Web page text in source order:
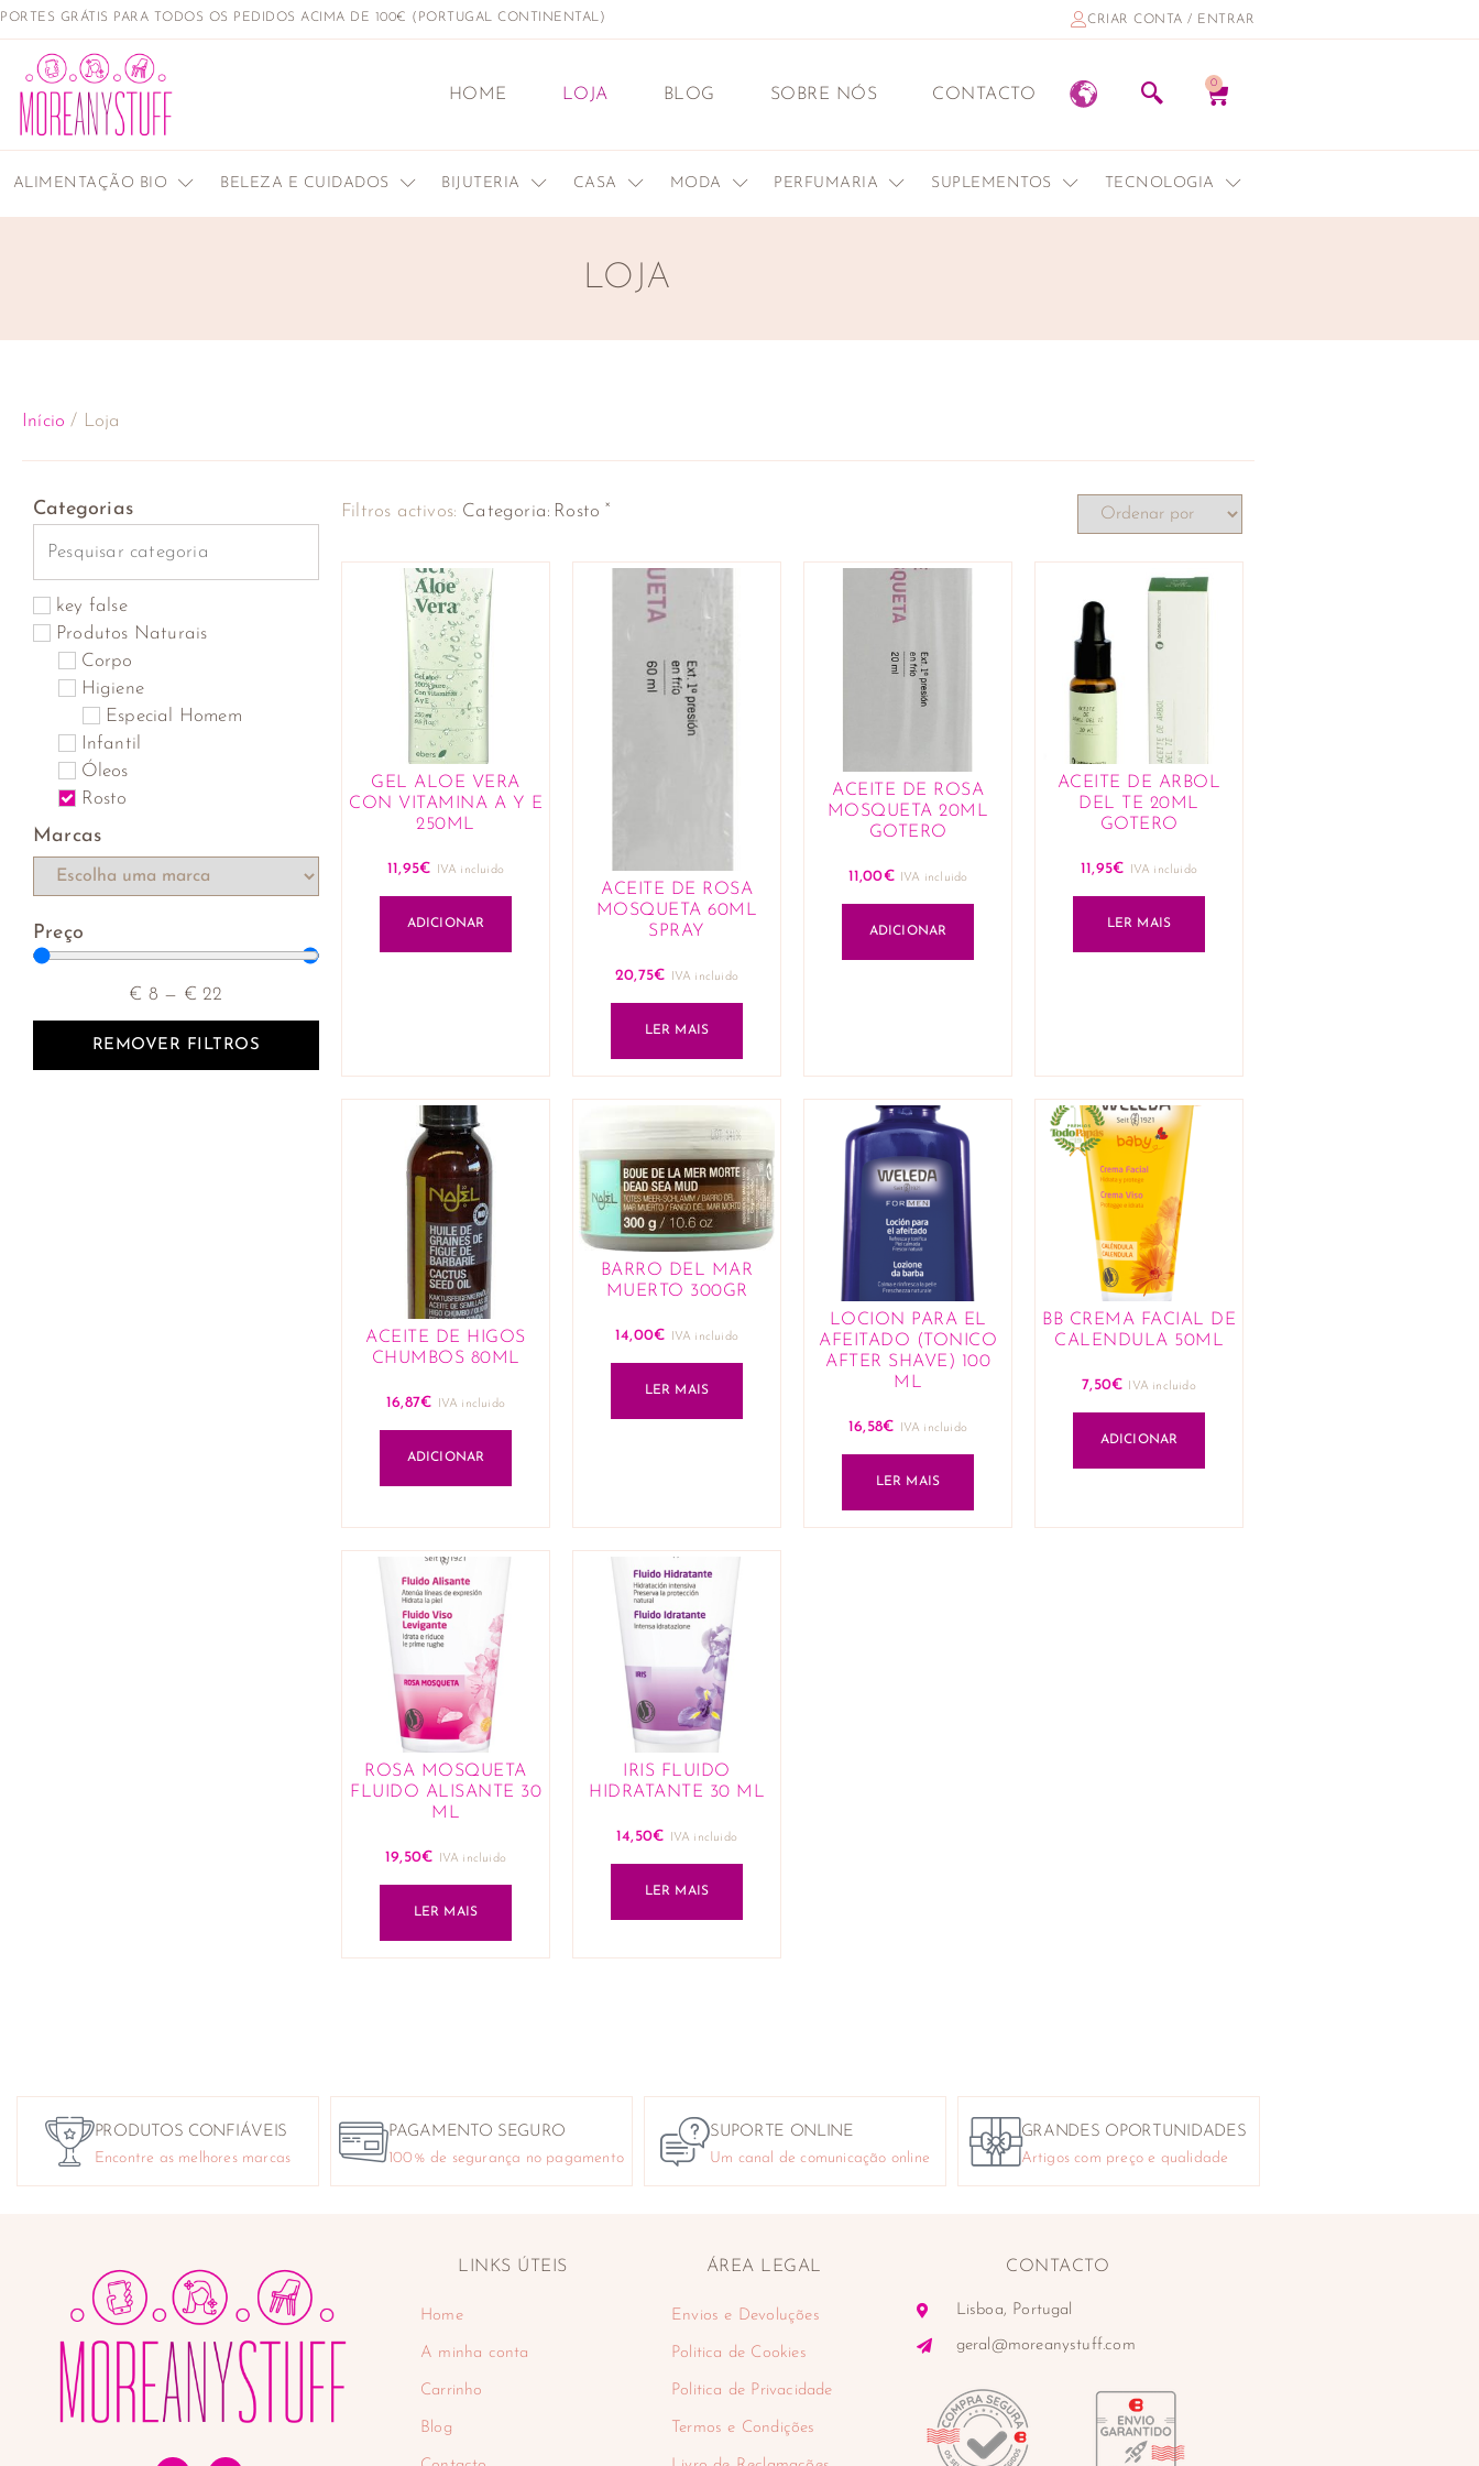
PORTES GRÁTIS PARA TODOS OS PEDIDOS ACIMA DE 100€ (PORTUGAL CONTINENTAL) CRIAR CONTA / ENTRAR
HOME LOJA BLOG SOBRE NÓS CONTACTO
0
ALIMENTAÇÃO BIO BELEZA E CUIDADOS BIJUTERIA CASA MODA PERFUMARIA SUPLEMENTOS TECNOLOGIA
LOJA
Início / Loja
Categorias
key false
Produtos Naturais
Corpo
Higiene
Especial Homem
Infantil
Óleos
Rosto
Marcas
Preço
€ 8 — €22
REMOVER FILTROS
Filtros activos: Categoria: Rosto ×
GEL ALOE VERA
CON VITAMINA A Y E
250ML
11,95€ IVA incluido
ADICIONAR
ACEITE DE ROSA
MOSQUETA 60ML
SPRAY
20,75€ IVA incluido
LER MAIS
ACEITE DE ROSA
MOSQUETA 20ML
GOTERO
11,00€ IVA incluido
ADICIONAR
ACEITE DE ARBOL
DEL TE 20ML
GOTERO
11,95€ IVA incluido
LER MAIS
ACEITE DE HIGOS
CHUMBOS 80ML
16,87€ IVA incluido
ADICIONAR
BARRO DEL MAR
MUERTO 300GR
14,00€ IVA incluido
LER MAIS
LOCION PARA EL
AFEITADO (TONICO
AFTER SHAVE) 100
ML
16,58€ IVA incluido
LER MAIS
BB CREMA FACIAL DE
CALENDULA 50ML
7,50€ IVA incluido
ADICIONAR
ROSA MOSQUETA
FLUIDO ALISANTE 30
ML
19,50€ IVA incluido
LER MAIS
IRIS FLUIDO
HIDRATANTE 30 ML
14,50€ IVA incluido
LER MAIS
PRODUTOS CONFIÁVEIS
Encontre as melhores marcas
PAGAMENTO SEGURO
100% de segurança no pagamento
SUPORTE ONLINE
Um canal de comunicação online
GRANDES OPORTUNIDADES
Artigos com preço e qualidade
LINKS ÚTEIS
Home
A minha conta
Carrinho
Blog
ÁREA LEGAL
Envios e Devoluções
Politica de Cookies
Politica de Privacidade
Termos e Condições
CONTACTO
Lisboa, Portugal
geral@moreanystuff.com